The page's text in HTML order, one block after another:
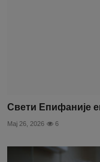
Свети Епифаније
Мај 26, 2026 6